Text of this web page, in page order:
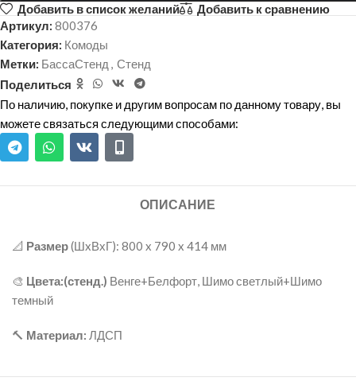
Добавить в список желаний
Добавить к сравнению
Артикул: 800376
Категория: Комоды
Метки: БассаСтенд , Стенд
Поделиться
По наличию, покупке и другим вопросам по данному товару, вы
можете связаться следующими способами:
ОПИСАНИЕ
📐 Размер(ШxВхГ): 800 x 790 x 414 мм
🎨 Цвета:(стенд.) Венге+Белфорт, Шимо светлый+Шимо
темный
🔨 Материал: ЛДСП